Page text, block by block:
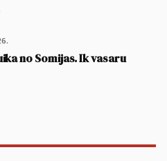
no Somijas. Ik vasaru